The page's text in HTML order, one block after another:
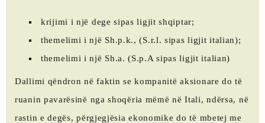
krijimi i një dege sipas ligjit shqiptar;
themelimi i një Sh.p.k., (S.r.l. sipas ligjit italian);
themelimi i një Sh.a. (S.p.A sipas ligjit italian)
Dallimi qëndron në faktin se kompanitë aksionare do të
ruanin pavarësinë nga shoqëria mëmë në Itali, ndërsa, në
rastin e degës, përgjegjësia ekonomike do të mbetej me